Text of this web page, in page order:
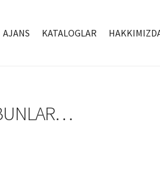
AJANS KATALOGLAR